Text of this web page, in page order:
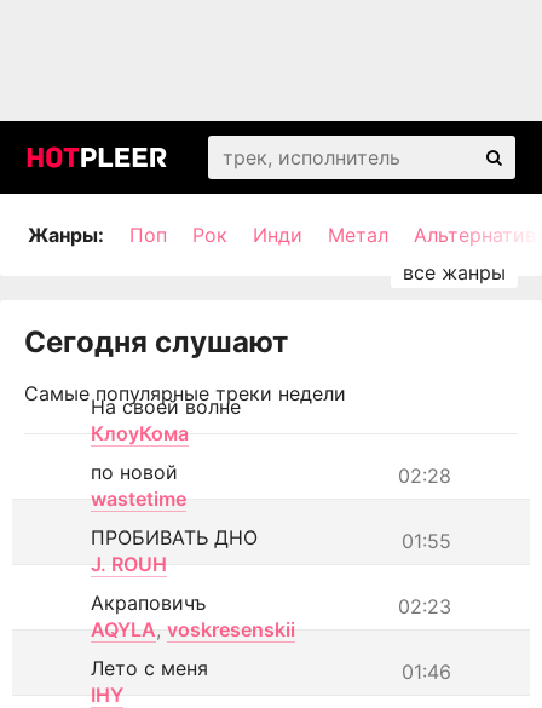
Жанры: Поп Рок Инди Метал
Сегодня слушают
Самые популярные треки недели
На своей волне
КлоуКома
02:28
по новой
wastetime
01:55
ПРОБИВАТЬ ДНО
J. ROUH
02:23
Акраповичъ
AQYLA, voskresenskii
01:46
Лето с меня
IHY